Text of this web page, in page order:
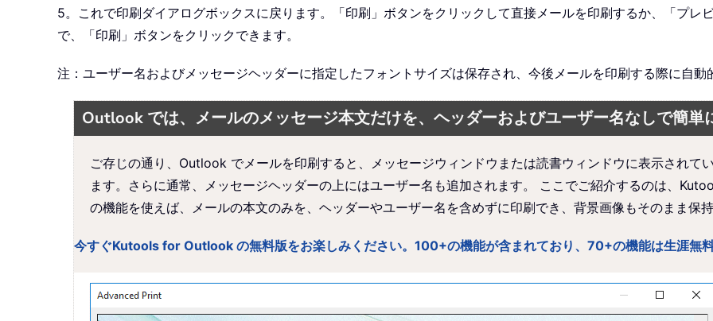
5。これで印刷ダイアログボックスに戻ります。「印刷」ボタンをクリックして直接メールを印刷するか、「プレ
で、「印刷」ボタンをクリックできます。
注：ユーザー名およびメッセージヘッダーに指定したフォントサイズは保存され、今後メールを印刷する際に自動
Outlook では、メールのメッセージ本文だけを、ヘッダーおよびユーザー名なしで簡単
ご存じの通り、Outlook でメールを印刷すると、メッセージウィンドウまたは読書ウィンドウに表示されて
ます。さらに通常、メッセージヘッダーの上にはユーザー名も追加されます。 ここでご紹介するのは、
の機能を使えば、メールの本文のみを、ヘッダーやユーザー名を含めずに印刷でき、背景画像もそのまま保持
今すぐKutools for Outlook の無料版をお楽しみください。100+の機能が含まれており、70+の機能は生涯無料